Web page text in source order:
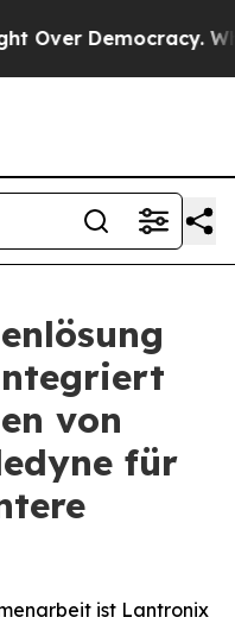
Who
von
für
ist Lantronix